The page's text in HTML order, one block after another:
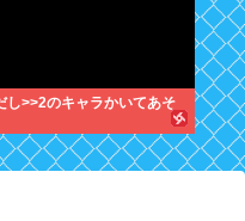
し>>2のキャラかいてあそ